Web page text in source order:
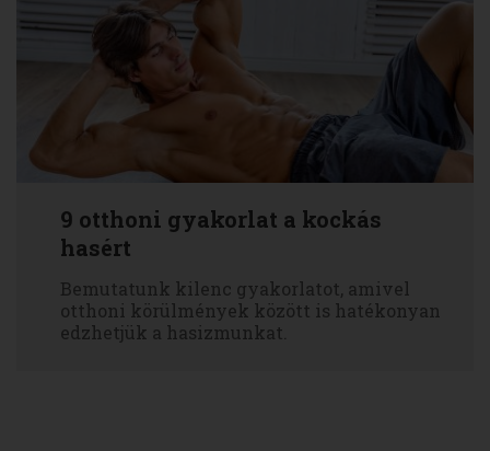
9 otthoni gyakorlat a kockás
hasért
Bemutatunk kilenc gyakorlatot, amivel
otthoni körülmények között is hatékonyan
edzhetjük a hasizmunkat.